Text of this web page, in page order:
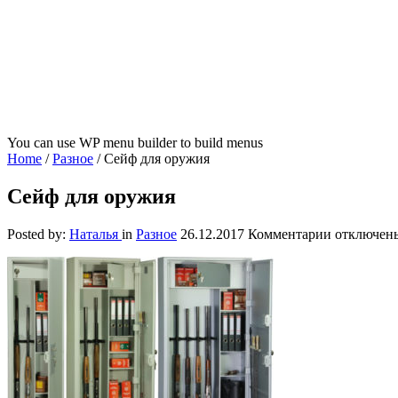
You can use WP menu builder to build menus
Home /Разное /Сейф для оружия
Сейф для оружия
Posted by: Наталья in Разное 26.12.2017 Комментарии к